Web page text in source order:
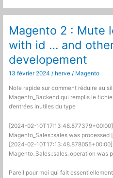
Marseille
les
2,3
avril
Magento 2 : Mute
with id … and
developement
13 février 2024/ herve/ Magento
Note rapide sur comment réduire au
Magento_Backend qui remplis le
d’entrées inutiles du type
[2024-02-
Magento_Sales::sales was processed
[2024-02-
Magento_Sales::sales_operation was
Pareil pour moi qui fait